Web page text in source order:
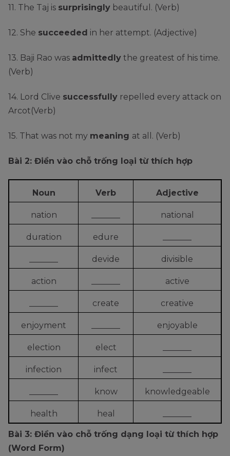
11. The Taj is surprisingly beautiful. (Verb)
12. She succeeded in her attempt. (Adjective)
13. Baji Rao was admittedly the greatest of his time.
(Verb)
14. Lord Clive successfully repelled every attack on
Arcot(Verb)
15. That was not my meaning at all. (Verb)
Bài 2: Điền vào chỗ trống loại từ thích hợp
Noun Verb Adjective
nation national
duration edure
devide divisible
action active
create creative
enjoyment enjoyable
election elect
infection infect
know knowledgeable
health heal
Bài 3: Điền vào chỗ trống dạng loại từ thích hợp
(Word Form)